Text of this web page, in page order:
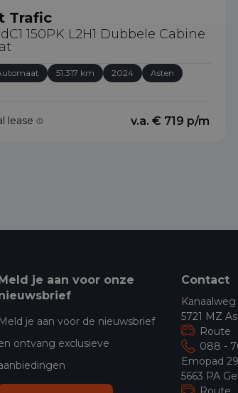
Trafic
150PK L2H1 Dubbele Cabine
51.317 km 2024
Asten
lease v.a. € 719 p/m
je aan voor onze
Meld je aan voor de nieuwsbrief
ontvang exclusieve
Contact
5721 MZ
Route
088 -
Emopad
5663 PA